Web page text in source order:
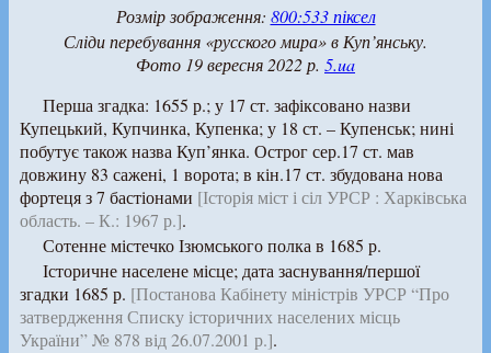
Розмір зображення: 800:533 піксел
Сліди перебування «русского мира» в Куп’янську.
Фото 19 вересня 2022 р. 5.ua
Перша згадка: 1655 р.; у 17 ст. зафіксовано назви
Купецький, Купчинка, Купенка; у 18 ст. – Купенськ; нині
побутує також назва Куп’янка. Острог сер.17 ст. мав
довжину 83 сажені, 1 ворота; в кін.17 ст. збудована нова
фортеця з 7 бастіонами [Історія міст і сіл УРСР : Харківська
область. – К.: 1967 р.].
Сотенне містечко Ізюмського полка в 1685 р.
Історичне населене місце; дата заснування/першої
згадки 1685 р. [Постанова Кабінету міністрів УРСР “Про
затвердження Списку історичних населених місць
України” № 878 від 26.07.2001 р.].